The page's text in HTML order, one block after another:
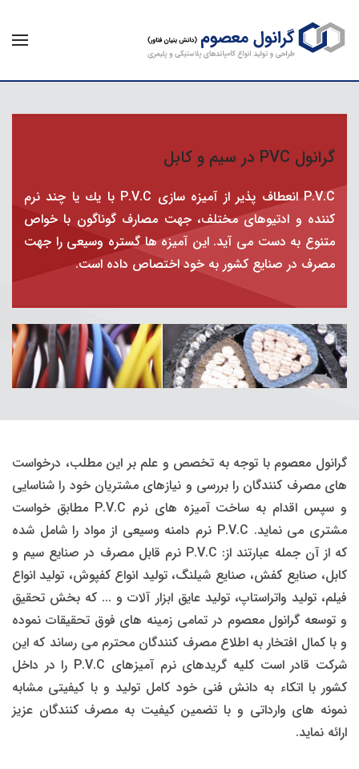
گرانول PVC در سیم و کابل
P.V.C انعطاف پذیر از آمیزه سازی P.V.C با یك یا چند نرم
كننده و ادتیوهای مختلف، جهت مصارف گوناگون با خواص
متنوع به دست می آید. این آمیزه ها گستره وسیعی را جهت
مصرف در صنایع كشور به خود اختصاص داده است.
گرانول معصوم با توجه به تخصص و علم بر این مطلب، درخواست
های مصرف كنندگان را بررسی و نیازهای مشتریان خود را شناسایی
و سپس اقدام به ساخت آمیزه های نرم P.V.C مطابق خواست
مشتری می نماید. P.V.C نرم دامنه وسیعی از مواد را شامل شده
كه از آن جمله عبارتند از: P.V.C نرم قابل مصرف در صنایع سیم و
كابل، صنایع كفش، صنایع شیلنگ، تولید انواع كفپوش، تولید انواع
فیلم، تولید واتراستاپ، تولید عایق ابزار آلات و ... كه بخش تحقیق
و توسعه گرانول معصوم در تمامی زمینه های فوق تحقیقات نموده
و با كمال افتخار به اطلاع مصرف كنندگان محترم می رساند كه این
شركت قادر است كلیه گریدهای نرم آمیزهای P.V.C را در داخل
كشور با اتكاء به دانش فنی خود كامل تولید و با كیفیتی مشابه
نمونه های وارداتی و با تضمین كیفیت به مصرف كنندگان عزیز
ارائه نماید.